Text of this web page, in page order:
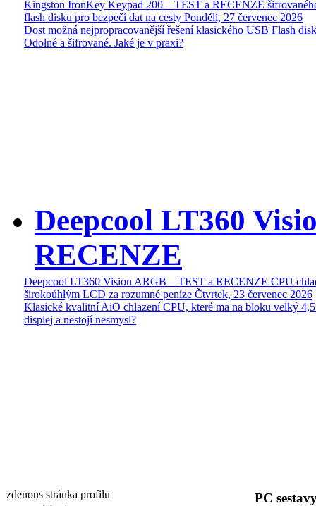
Kingston IronKey Keypad 200 – TEST a RECENZE
flash disku pro bezpečí dat na cesty Pondělí, 27 červenec 2026
Dost možná nejpropracovanější řešení klasického USB Flash
Odolné a šifrované. Jaké je v praxi?
Deepcool LT360
RECENZE
Deepcool LT360 Vision ARGB – TEST a RECENZE CPU
širokoúhlým LCD za rozumné peníze Čtvrtek, 23 červenec 2026
Klasické kvalitní AiO chlazení CPU, které ma na bloku velký
displej a nestojí nesmysl?
zdenous stránka profilu PC